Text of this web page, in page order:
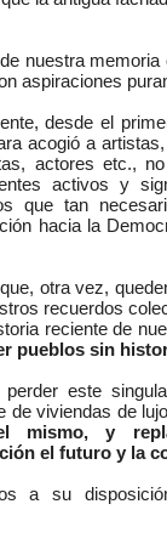
nuestra
aspiraciones
desde el
acogió a
actores etc.,
activos y
que tan
hacia la
otra vez,
recuerdos
reciente de
pueblos sin
este
de viviendas de
mismo, y
el futuro y la
a su